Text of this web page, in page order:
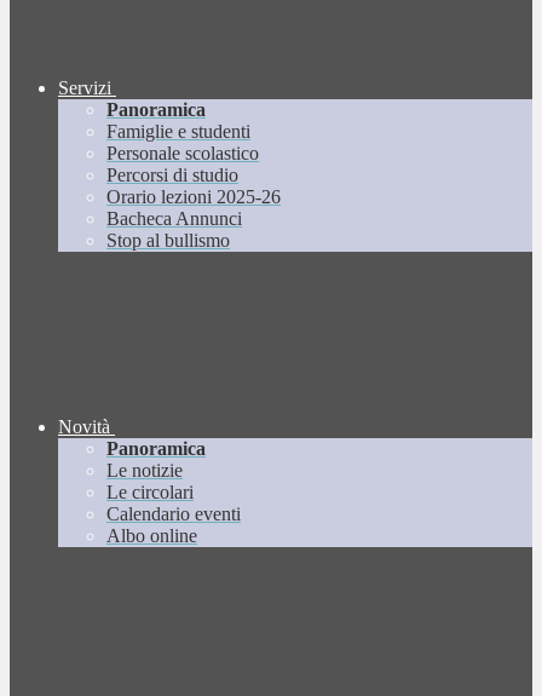
Servizi
Panoramica
Famiglie e studenti
Personale scolastico
Percorsi di studio
Orario lezioni 2025-26
Bacheca Annunci
Stop al bullismo
Novità
Panoramica
Le notizie
Le circolari
Calendario eventi
Albo online